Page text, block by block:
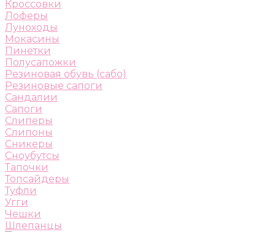
Кроссовки
Лоферы
Луноходы
Мокасины
Пинетки
Полусапожки
Резиновая обувь (сабо)
Резиновые сапоги
Сандалии
Сапоги
Слиперы
Слипоны
Сникеры
Сноубутсы
Тапочки
Топсайдеры
Туфли
Угги
Чешки
Шлепанцы